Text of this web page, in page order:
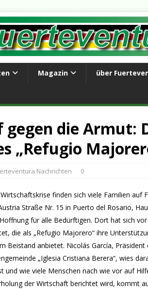
Magazin über
gegen die Armut:
„Refugio
Nachrichten 0
finden sich viele Familien auf
Straße Nr. 15 in Puerto del Rosario,
für alle Bedürftigen. Dort hat sich
die als „Refugio Majorero“ ihre
Beistand anbietet. Nicolás García,
„Iglesia Cristiana Berera“, wies
und wie viele Menschen nach wie vor auf
der Wirtschaft berichtet wird, kommt